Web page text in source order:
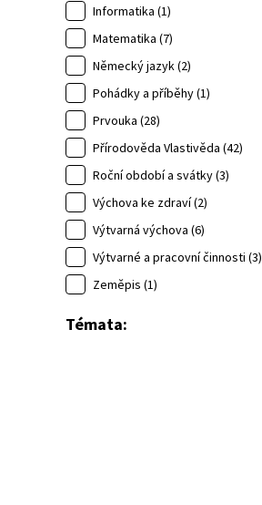
Informatika (1)
Matematika (7)
Německý jazyk (2)
Pohádky a příběhy (1)
Prvouka (28)
Přírodověda Vlastivěda (42)
Roční období a svátky (3)
Výchova ke zdraví (2)
Výtvarná výchova (6)
Výtvarné a pracovní činnosti (3)
Zeměpis (1)
Témata: